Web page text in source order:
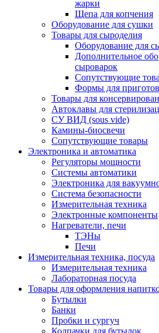
жарки
Щепа для копчения
Оборудование для сушки
Товары для сыроделия
Оборудование для
Дополнительное
сыроварок
Сопутствующие
Формы для
Товары для
Автоклавы для
СУ ВИД (sous vide)
Камины-биосвечи
Сопутствующие товары
Электроника и автоматика
Регуляторы мощности
Системы автоматики
Электроника для
Система безопасности
Измерительная техника
Электронные компоненты
Нагреватели, печи
ТЭНы
Печи
Измерительная техника, посуда
Измерительная техника
Лабораторная посуда
Товары для оформления
Бутылки
Банки
Пробки и сургуч
Колпачки для бутылок